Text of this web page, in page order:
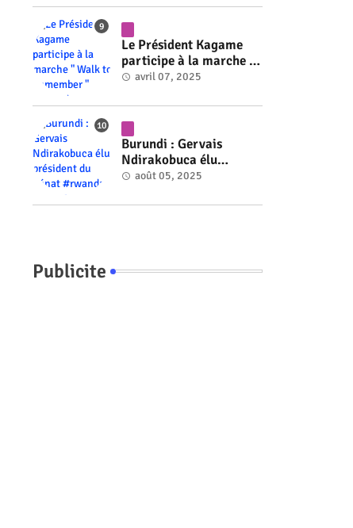
#rwanda #RwOT
Le Président Kagame
participe à la marche "
Walk to Remember "
avril 07, 2025
Burundi : Gervais
Ndirakobuca élu
président du Sénat
août 05, 2025
Publicite